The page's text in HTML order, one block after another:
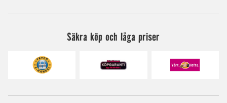
Säkra köp och låga priser